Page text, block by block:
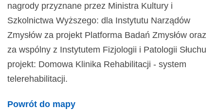
nagrody przyznane przez Ministra Kultury i
Szkolnictwa Wyższego: dla Instytutu Narządów
Zmysłów za projekt Platforma Badań Zmysłów oraz
za wspólny z Instytutem Fizjologii i Patologii Słuchu
projekt: Domowa Klinika Rehabilitacji - system
telerehabilitacji.
Powrót do mapy